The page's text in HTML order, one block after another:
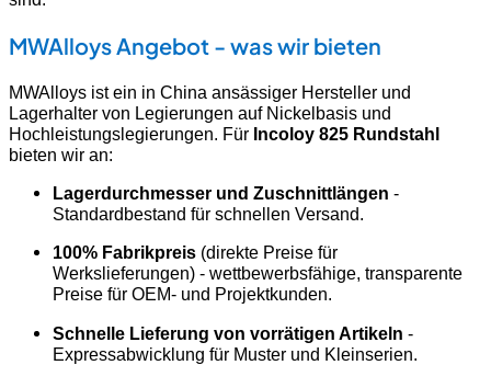
MWAlloys Angebot - was wir bieten
MWAlloys ist ein in China ansässiger Hersteller und
Lagerhalter von Legierungen auf Nickelbasis und
Hochleistungslegierungen. Für Incoloy 825 Rundstahl
bieten wir an:
Lagerdurchmesser und Zuschnittlängen -
Standardbestand für schnellen Versand.
100% Fabrikpreis (direkte Preise für
Werkslieferungen) - wettbewerbsfähige, transparente
Preise für OEM- und Projektkunden.
Schnelle Lieferung von vorrätigen Artikeln -
Expressabwicklung für Muster und Kleinserien.